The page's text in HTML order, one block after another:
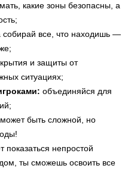
какие зоны безопасны, а
собирай все, что находишь —
и защиты от
ситуациях;
объединяйся для
может быть сложной, но
непростой
ты сможешь освоить все